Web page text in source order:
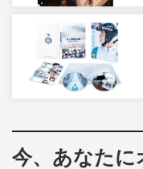
土屋太鳳
今、あなたに